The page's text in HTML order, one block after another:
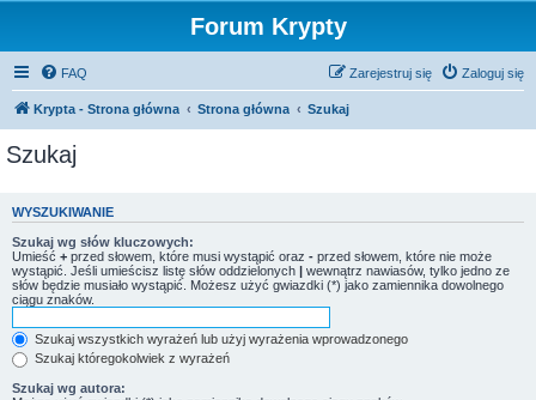
Forum Krypty
FAQ Zaloguj się
Zarejestruj się
Krypta - Strona główna Strona główna Szukaj
Szukaj
WYSZUKIWANIE
Szukaj wg słów kluczowych:
Umieść + przed słowem, które musi wystąpić oraz - przed słowem, które nie może
wystąpić. Jeśli umieścisz listę słów oddzielonych | wewnątrz nawiasów, tylko jedno ze
słów będzie musiało wystąpić. Możesz użyć gwiazdki (*) jako zamiennika dowolnego
ciągu znaków.
Szukaj wszystkich wyrażeń lub użyj wyrażenia wprowadzonego
Szukaj któregokolwiek z wyrażeń
Szukaj wg autora: